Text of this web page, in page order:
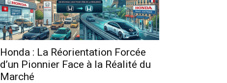
Honda : La Réorientation Forcée
d’un Pionnier Face à la Réalité du
Marché